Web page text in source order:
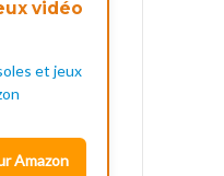
vidéo
Amazon